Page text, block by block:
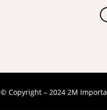
© Copyright – 2024 2M